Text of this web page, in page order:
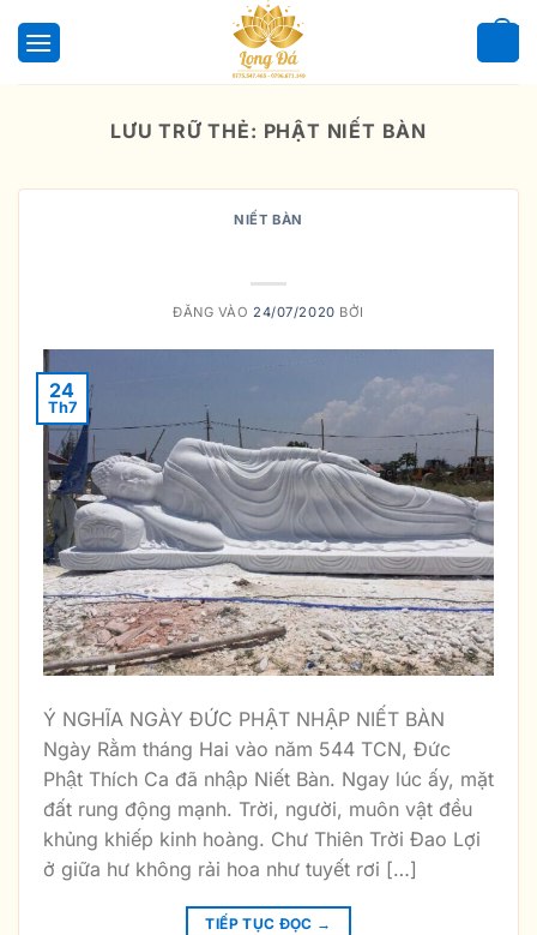
qua
LƯU TRỮ THẺ: PHẬT NIẾT BÀN
NIẾT BÀN
ĐĂNG VÀO 24/07/2020 BỞI
24
Th7
Ý NGHĨA NGÀY ĐỨC PHẬT NHẬP NIẾT BÀN
Ngày Rằm tháng Hai vào năm 544 TCN, Đức
Phật Thích Ca đã nhập Niết Bàn. Ngay lúc ấy, mặt
đất rung động mạnh. Trời, người, muôn vật đều
khủng khiếp kinh hoàng. Chư Thiên Trời Đao Lợi
ở giữa hư không rải hoa như tuyết rơi […]
TIẾP TỤC ĐỌC →